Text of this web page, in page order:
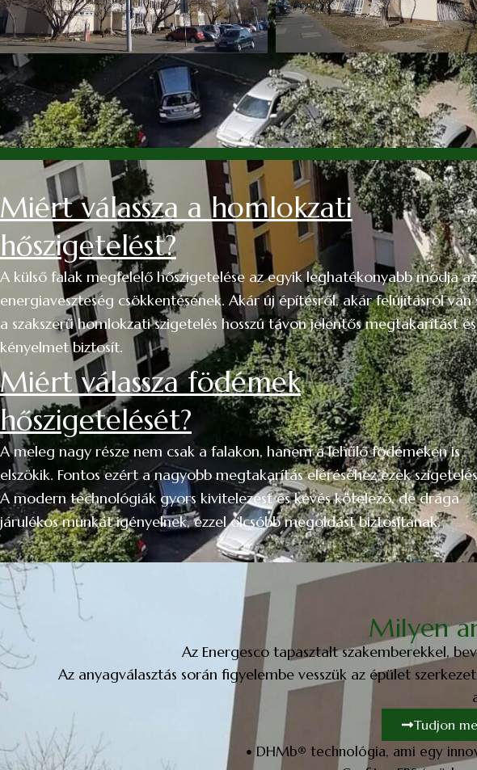
Miért válassza a homlokzati
hőszigetelést?
A külső falak megfelelő hőszigetelése az egyik leghatékonyabb módja az
energiaveszteség csökkentésének. Akár új építésről, akár felújításról van
a szakszerű homlokzati szigetelés hosszú távon jelentős megtakarítást és
kényelmet biztosít.
Miért válassza födémek
hőszigetelését?
A meleg nagy része nem csak a falakon, hanem a lehűlő födémeken is
elszökik. Fontos ezért a nagyobb megtakarítás eléréséhez ezek
A modern technológiák gyors kivitelezést és kevés kötelező, de drága
járulékos munkát igényelnek, ezzel olcsóbb megoldást biztosítanak.
Milyen
Az Energesco tapasztalt szakemberekkel,
Az anyagválasztás során figyelembe vesszük az épület
Tudjon
DHMb® technológia, ami egy